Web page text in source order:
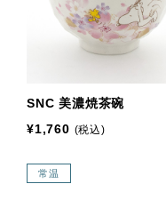
SNC 美濃焼茶碗
¥1,760 (税込)
常温